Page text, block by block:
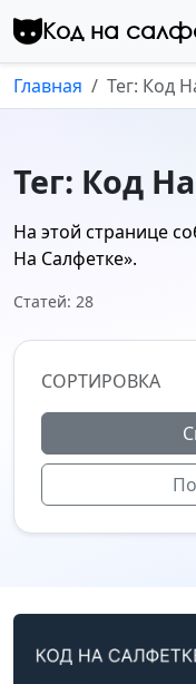
Перейти к контенту
Код на
Главная Тег: Код
Тег: Код
На этой странице
На Салфетке».
Статей: 28
СОРТИРОВКА